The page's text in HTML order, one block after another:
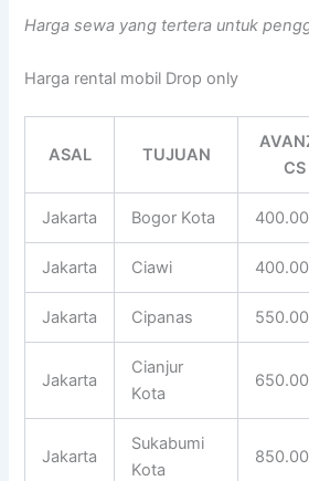
Harga sewa yang tertera untuk
Harga rental mobil Drop only
ASAL TUJUAN
CS
Jakarta Bogor Kota
Jakarta Ciawi
Jakarta Cipanas
Jakarta
Cianjur
Kota
Jakarta
Sukabumi
Kota